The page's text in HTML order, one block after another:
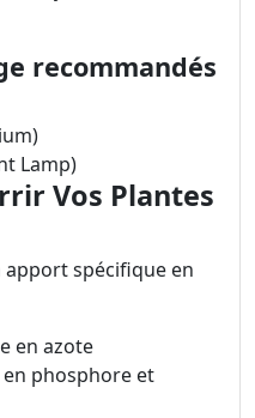
recommandés
Lamp)
Vos Plantes
apport spécifique en
en azote
en phosphore et